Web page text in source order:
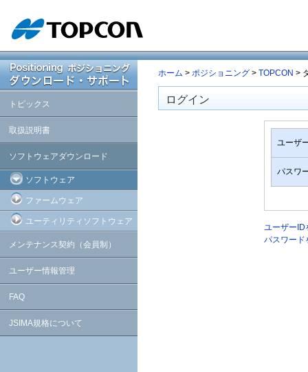
トピックス
取扱説明書
ソフトウェアダウンロード
ソフトウェア
ファームウェア
ユーティリティソフトウェア
メンテナンス契約（会員制）
ユーザー情報管理
FAQ
JSIMA規格について
ホーム > ポジショニング > TOPCON >
ログイン
ユーザ
パスワ
ユーザーID
パスワード